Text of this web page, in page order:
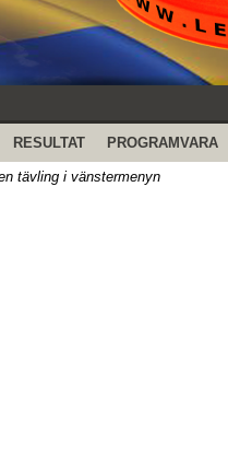
RESULTAT PROGRAMVARA
tävling i vänstermenyn